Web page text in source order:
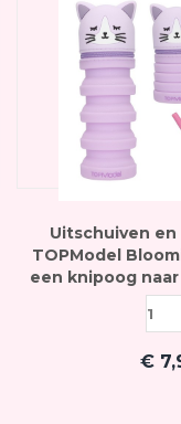
Uitschuiven
TOPModel
een knipoog
ook van
€